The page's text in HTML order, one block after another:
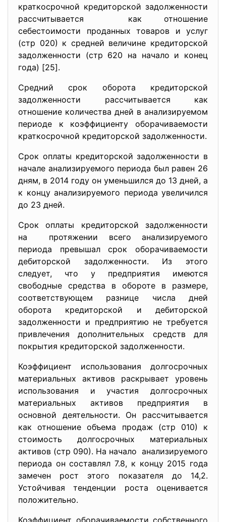
краткосрочной кредиторской задолженности
рассчитывается как отношение
себестоимости проданных товаров и услуг
(стр 020) к средней величине кредиторской
задолженности (стр 620 на начало и конец
года) [25].
Средний срок оборота кредиторской
задолженности рассчитывается как
отношение количества дней в анализируемом
периоде к коэффициенту оборачиваемости
краткосрочной кредиторской задолженности.
Срок оплаты кредиторской задолженности в
начале анализируемого периода был равен 26
дням, в 2014 году он уменьшился до 13 дней, а
к концу анализируемого периода увеличился
до 23 дней.
Срок оплаты кредиторской задолженности
на протяжении всего анализируемого
периода превышал срок оборачиваемости
дебиторской задолженности. Из этого
следует, что у предприятия имеются
свободные средства в обороте в размере,
соответствующем разнице числа дней
оборота кредиторской и дебиторской
задолженности и предприятию не требуется
привлечения дополнительных средств для
покрытия кредиторской задолженности.
Коэффициент использования долгосрочных
материальных активов раскрывает уровень
использования и участия долгосрочных
материальных активов предприятия в
основной деятельности. Он рассчитывается
как отношение объема продаж (стр 010) к
стоимость долгосрочных материальных
активов (стр 090). На начало анализируемого
периода он составлял 7.8, к концу 2015 года
замечен рост этого показателя до 14,2.
Устойчивая тенденции роста оценивается
положительно.
Коэффициент оборачиваемости собственного